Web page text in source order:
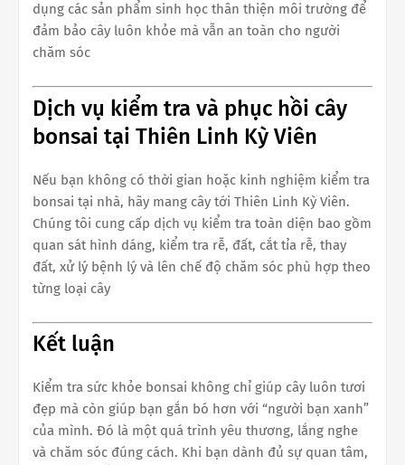
dụng các sản phẩm sinh học thân thiện môi trường để
đảm bảo cây luôn khỏe mà vẫn an toàn cho người
chăm sóc
Dịch vụ kiểm tra và phục hồi cây
bonsai tại Thiên Linh Kỳ Viên
Nếu bạn không có thời gian hoặc kinh nghiệm kiểm tra
bonsai tại nhà, hãy mang cây tới Thiên Linh Kỳ Viên.
Chúng tôi cung cấp dịch vụ kiểm tra toàn diện bao gồm
quan sát hình dáng, kiểm tra rễ, đất, cắt tỉa rễ, thay
đất, xử lý bệnh lý và lên chế độ chăm sóc phù hợp theo
từng loại cây
Kết luận
Kiểm tra sức khỏe bonsai không chỉ giúp cây luôn tươi
đẹp mà còn giúp bạn gắn bó hơn với “người bạn xanh”
của mình. Đó là một quá trình yêu thương, lắng nghe
và chăm sóc đúng cách. Khi bạn dành đủ sự quan tâm,